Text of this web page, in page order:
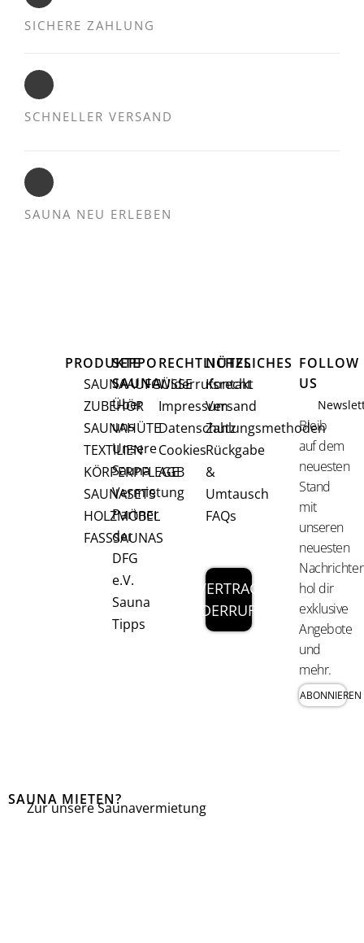
SICHERE ZAHLUNG
SCHNELLER VERSAND
SAUNA NEU ERLEBEN
PRODUKTE
SAUNAAUFGÜSSE
ZUBEHÖR
SAUNAHÜTE
TEXTILIEN
KÖRPERPFLEGE
SAUNASETS
HOLZMÖBEL
FASSSAUNAS
SEPPO
SAUNA
Über
uns
Unsere
Sauna
Vermietung
Partner
der
DFG
e.V.
Sauna
Tipps
RECHTLICHES
Widerrufsrecht
Impressum
Datenschutz
Cookies
AGB
NÜTZLICHES
Kontakt
Versand
Zahlungsmethoden
Rückgabe
&
Umtausch
FAQs
VERTRAG
WIDERRUFEN
FOLLOW
US
Bleib
auf dem
neuesten
Stand
mit
unseren
neuesten
hol dir
exklusive
Angebote
und
mehr.
ABONNIEREN
SAUNA MIETEN?
Zur unsere Saunavermietung